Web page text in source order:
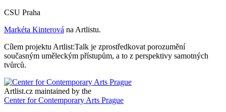
CSU Praha
Markéta Kinterová na Artlistu.
Cílem projektu Artlist:Talk je zprostředkovat porozumění
současným uměleckým přístupům, a to z perspektivy samotných
tvůrců.
Artlist.cz maintained by the
Center for Contemporary Arts Prague